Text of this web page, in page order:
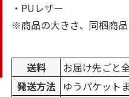
・PUレザー
※商品の大きさ、同梱商品
送料
お届け先ごと
発送方法 ゆうパケット